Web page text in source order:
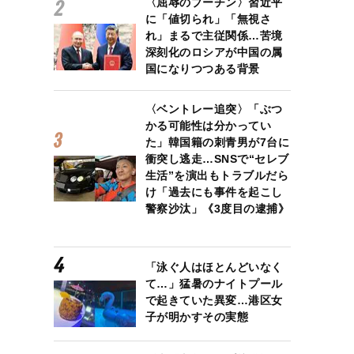
に「値切られ」「無視さ
れ」まるで主従関係…苦境
深刻化のロシアが中国の属
国になりつつある背景
〈ベントレー追突〉「ぶつ
かる可能性は分かってい
た」韓国籍の刺青男が7台に
衝突し逃走…SNSで“セレブ
生活”を演出もトラブルだら
け「過去にも事件を起こし
警察沙汰」《3度目の逮捕》
「泳ぐ人はほとんどいなく
て…」猛暑のナイトプール
で起きていた異変…港区女
子が明かすその実態